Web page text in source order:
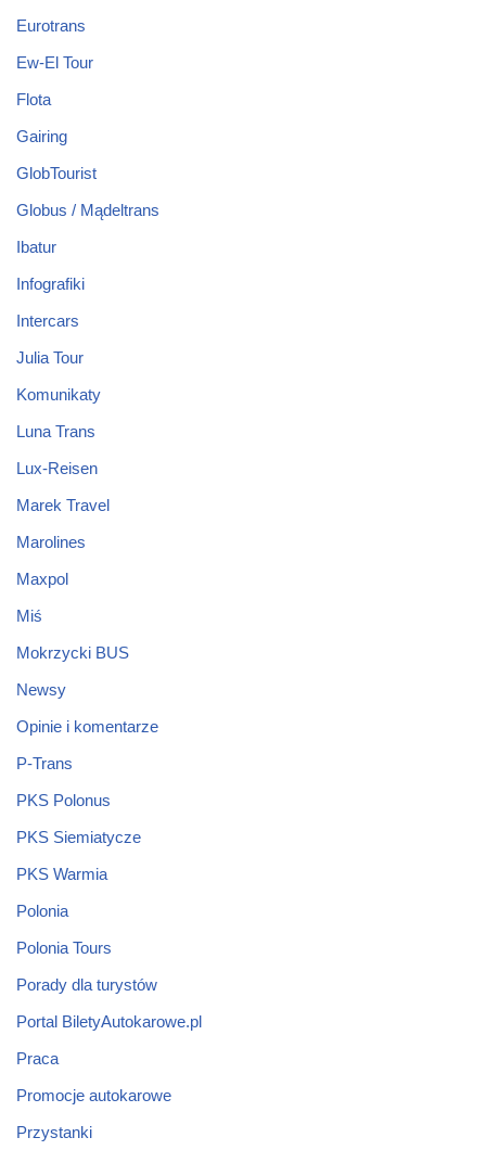
Eurotrans
Ew-El Tour
Flota
Gairing
GlobTourist
Globus / Mądeltrans
Ibatur
Infografiki
Intercars
Julia Tour
Komunikaty
Luna Trans
Lux-Reisen
Marek Travel
Marolines
Maxpol
Miś
Mokrzycki BUS
Newsy
Opinie i komentarze
P-Trans
PKS Polonus
PKS Siemiatycze
PKS Warmia
Polonia
Polonia Tours
Porady dla turystów
Portal BiletyAutokarowe.pl
Praca
Promocje autokarowe
Przystanki